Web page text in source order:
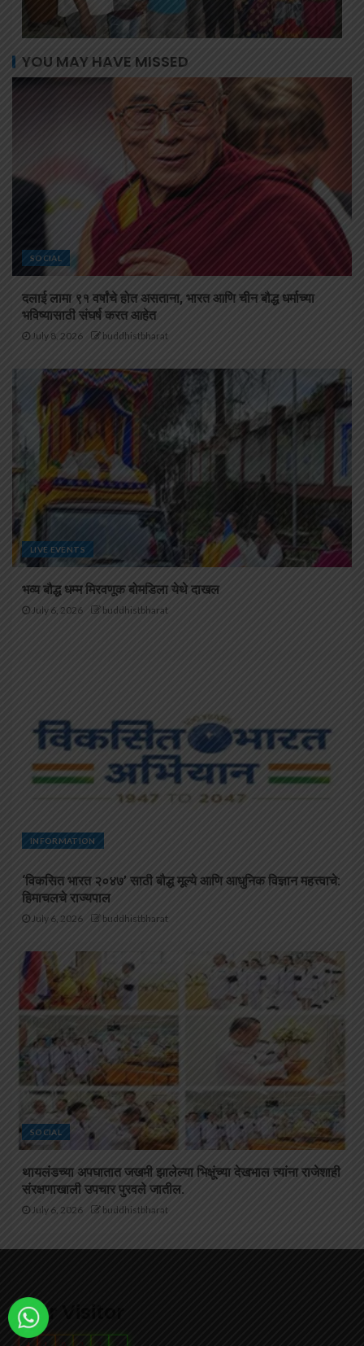
YOU MAY HAVE MISSED
SOCIAL
दलाई लामा ९१ वर्षांचे होत असताना, भारत आणि चीन बौद्ध धर्माच्या
भविष्यासाठी संघर्ष करत आहेत
July 8, 2026 buddhistbharat
LIVE EVENTS
भव्य बौद्ध धम्म मिरवणूक बोमडिला येथे दाखल
July 6, 2026 buddhistbharat
INFORMATION
‘विकसित भारत २०४७’ साठी बौद्ध मूल्ये आणि आधुनिक विज्ञान महत्त्वाचे:
हिमाचलचे राज्यपाल
July 6, 2026 buddhistbharat
SOCIAL
थायलंडच्या अपघातात जखमी झालेल्या भिक्षूंच्या देखभाल त्यांना राजेशाही
संरक्षणाखाली उपचार पुरवले जातील.
July 6, 2026 buddhistbharat
Our Visitor